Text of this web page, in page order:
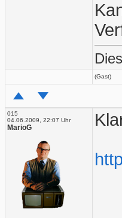
(Gast)
015
04.06.2009, 22:07 Uhr
MarioG